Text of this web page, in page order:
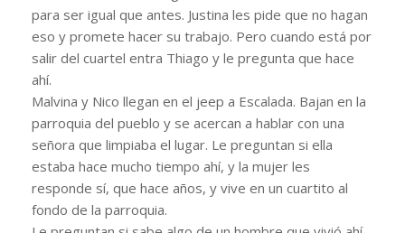
para ser igual que antes. Justina les pide que no hagan
eso y promete hacer su trabajo. Pero cuando está por
salir del cuartel entra Thiago y le pregunta que hace
ahí.
Malvina y Nico llegan en el jeep a Escalada. Bajan en la
parroquia del pueblo y se acercan a hablar con una
señora que limpiaba el lugar. Le preguntan si ella
estaba hace mucho tiempo ahí, y la mujer les
responde sí, que hace años, y vive en un cuartito al
fondo de la parroquia.